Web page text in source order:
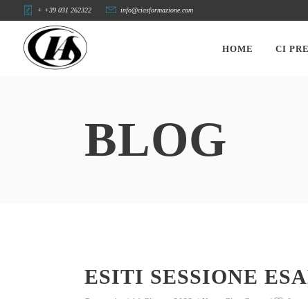
+ +39 031 262322 info@ciasformazione.com
HOME CI
BLOG
ESITI SESSIONE